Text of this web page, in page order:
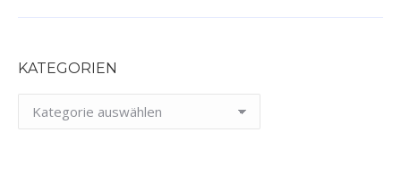
KATEGORIEN
Kategorien